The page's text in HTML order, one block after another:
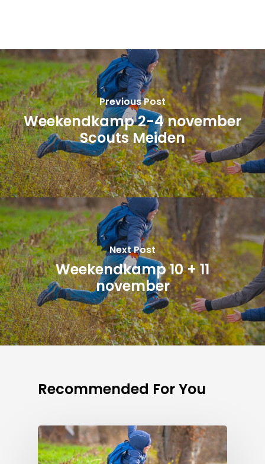
Previous Post
Weekendkamp 2-4 november
Scouts Meiden
Next Post
Weekendkamp 10 + 11
november
Recommended For You